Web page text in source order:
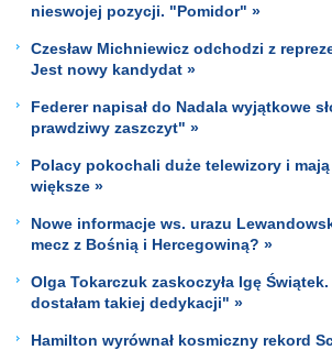
nieswojej pozycji. "Pomidor" »
Czesław Michniewicz odchodzi z
Jest nowy kandydat »
Federer napisał do Nadala wyjątkowe
prawdziwy zaszczyt" »
Polacy pokochali duże telewizory i
większe »
Nowe informacje ws. urazu
mecz z Bośnią i Hercegowiną? »
Olga Tokarczuk zaskoczyła Igę
dostałam takiej dedykacji" »
Hamilton wyrównał kosmiczny rekord